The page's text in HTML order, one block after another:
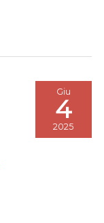
Giu
4
2025